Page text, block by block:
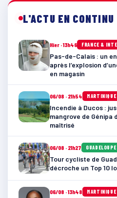
L'ACTU EN CONTINU
Hier · 13h46 FRANCE &
Pas-de-Calais : un
après l’explosion
en magasin
06/08 · 21h54 MARTINIQUE
Incendie à Ducos :
mangrove de
maîtrisé
06/08 · 21h27 GUADELOUPE
Tour cycliste de
décroche un Top 10
06/08 · 13h48 MARTINIQUE